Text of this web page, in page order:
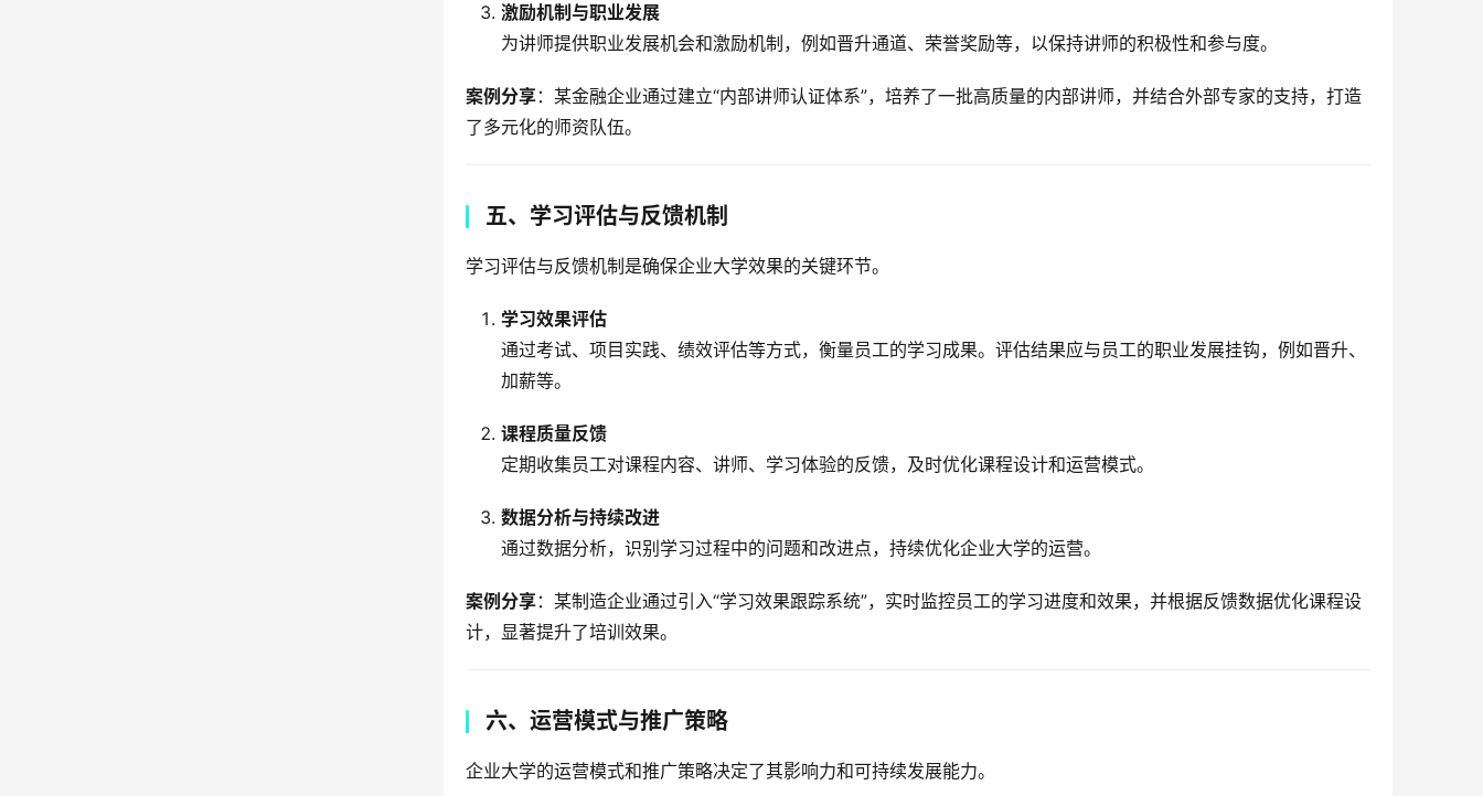
激励机制与职业发展
为讲师提供职业发展机会和激励机制，例如晋升通道、荣誉奖励等，以保持讲师的积极性和参与度。
案例分享：某金融企业通过建立“内部讲师认证体系”，培养了一批高质量的内部讲师，并结合外部专家的支持，打造
了多元化的师资队伍。
五、学习评估与反馈机制
学习评估与反馈机制是确保企业大学效果的关键环节。
学习效果评估
通过考试、项目实践、绩效评估等方式，衡量员工的学习成果。评估结果应与员工的职业发展挂钩，例如晋升、
加薪等。
课程质量反馈
定期收集员工对课程内容、讲师、学习体验的反馈，及时优化课程设计和运营模式。
数据分析与持续改进
通过数据分析，识别学习过程中的问题和改进点，持续优化企业大学的运营。
案例分享：某制造企业通过引入“学习效果跟踪系统”，实时监控员工的学习进度和效果，并根据反馈数据优化课程设
计，显著提升了培训效果。
六、运营模式与推广策略
企业大学的运营模式和推广策略决定了其影响力和可持续发展能力。